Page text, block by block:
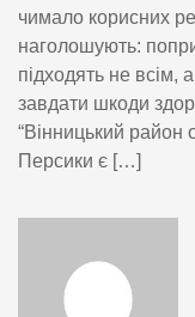
чимало корисних
наголошують:
підходять не всім,
завдати шкоди
“Вінницький район
Персики є […]